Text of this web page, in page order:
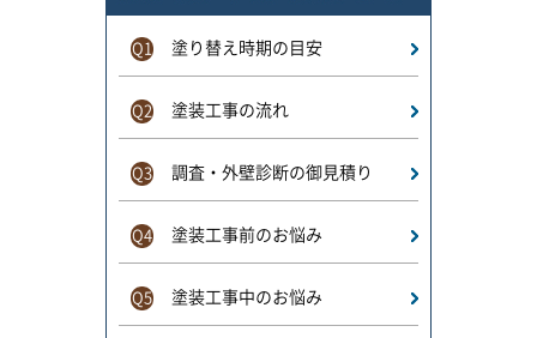
Q1 塗り替え時期の目安
Q2 塗装工事の流れ
Q3 調査・外壁診断の御見積り
Q4 塗装工事前のお悩み
Q5 塗装工事中のお悩み